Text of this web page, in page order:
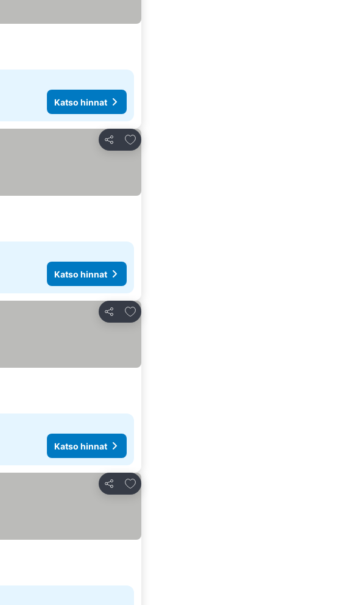
Katso hinnat
Jaa
Lisää suosikkeihin
Katso hinnat
Jaa
Lisää suosikkeihin
Katso hinnat
Jaa
Lisää suosikkeihin